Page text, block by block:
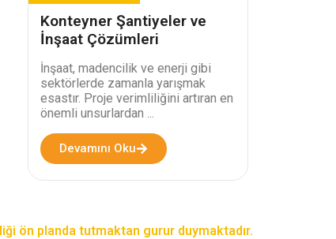
Konteyner Şantiyeler ve
İnşaat Çözümleri
İnşaat, madencilik ve enerji gibi
sektörlerde zamanla yarışmak
esastır. Proje verimliliğini artıran en
önemli unsurlardan ...
Devamını Oku
ön planda tutmaktan gurur duymaktadır.